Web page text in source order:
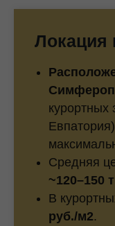
Локация
курортных
Средняя
~120–150
В
руб./м2.